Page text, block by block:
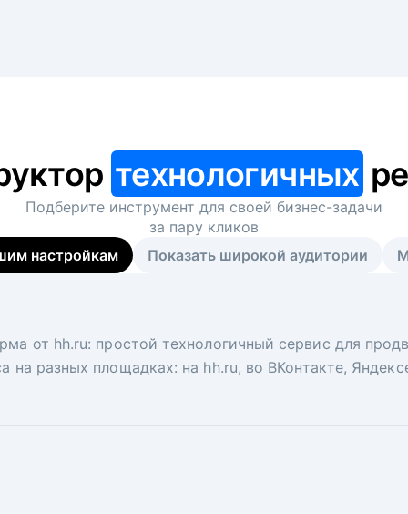
технологичных
Подберите инструмент для своей бизнес-задачи
за пару кликов
настройкам
Показать широкой аудитории
от hh.ru: простой технологичный сервис для
на разных площадках: на hh.ru, во ВКонтакте,
вакансий на главной странице hh.ru.
ключ. Решите, сколько кандидатов и когда вам
рекрутеры и проектные менеджеры hh.ru с